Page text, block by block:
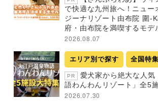
で快適な九州旅へ！ニュー
ジーナリゾート由布院 圍-
府・由布院を満喫するモデ
2026.08.07
エリア別で探す 全国特集
PR
愛犬家から絶大な人気
語わんわんリゾート」全5
2026.07.30